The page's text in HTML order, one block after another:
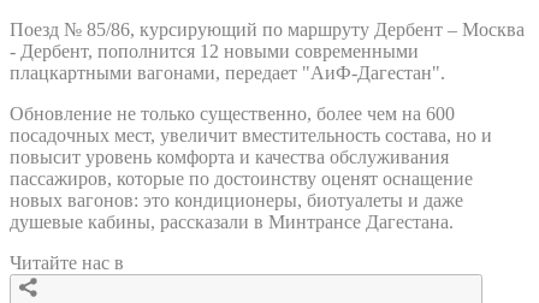
Поезд № 85/86, курсирующий по маршруту Дербент – Москва
- Дербент, пополнится 12 новыми современными
плацкартными вагонами, передает "АиФ-Дагестан".
Обновление не только существенно, более чем на 600
посадочных мест, увеличит вместительность состава, но и
повысит уровень комфорта и качества обслуживания
пассажиров, которые по достоинству оценят оснащение
новых вагонов: это кондиционеры, биотуалеты и даже
душевые кабины, рассказали в Минтрансе Дагестана.
Читайте нас в